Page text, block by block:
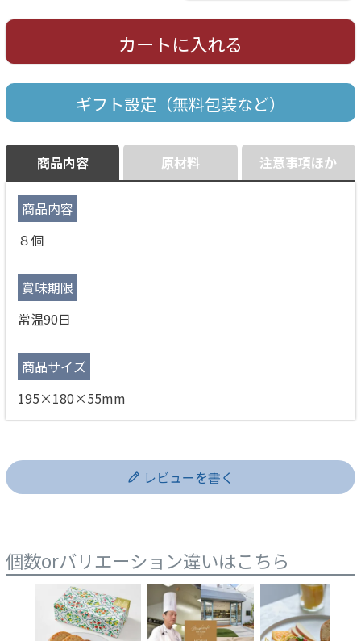
カートに入れる
ギフト設定（無料包装など）
商品内容
商品内容
８個
賞味期限
常温90日
商品サイズ
195×180×55mm
原材料 注意事項ほか
レビューを書く
個数orバリエーション違いはこちら